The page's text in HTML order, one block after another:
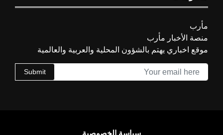
مأرب
منصة الأخبار مأرب
موقع اخباري يهتم بالشؤون المحلية والعربية والعالمية
Submit